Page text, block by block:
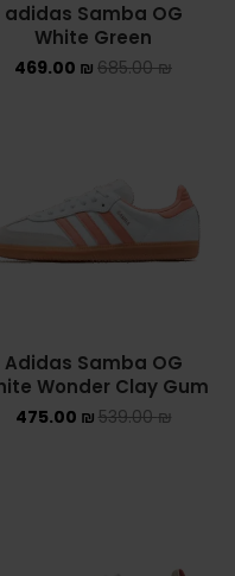
adidas Samba OG
White Green
685.00₪
469.00 ₪
Adidas Samba OG
Wonder Clay Gum
539.00₪
475.00 ₪